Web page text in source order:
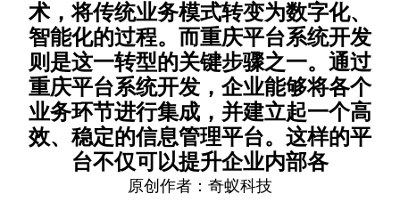
术，将传统业务模式转变为数字化、
智能化的过程。而重庆平台系统开发
则是这一转型的关键步骤之一。通过
重庆平台系统开发，企业能够将各个
业务环节进行集成，并建立起一个高
效、稳定的信息管理平台。这样的平
台不仅可以提升企业内部各
原创作者： 奇蚁科技